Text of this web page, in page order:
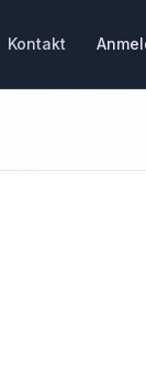
Kontakt